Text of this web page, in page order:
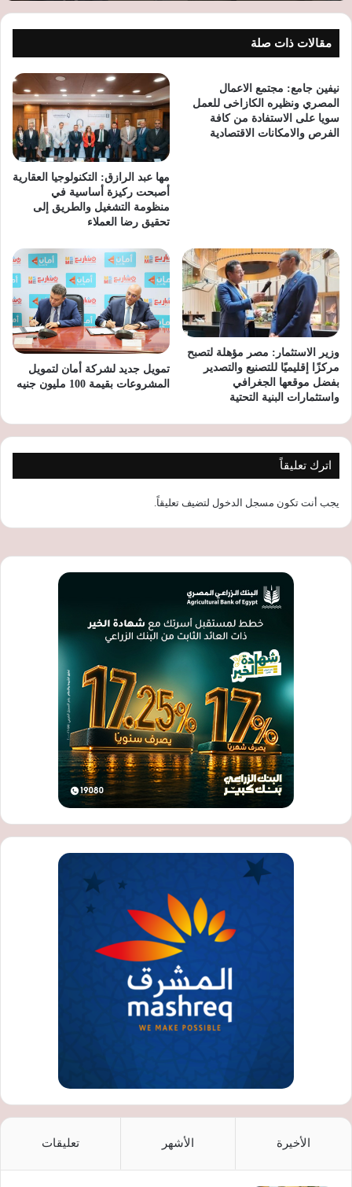
مقالات ذات صلة
نيفين جامع: مجتمع الاعمال
المصري ونظيره الكازاخى للعمل
سويا على الاستفادة من كافة
الفرص والامكانات الاقتصادية
مها عبد الرازق: التكنولوجيا العقارية
أصبحت ركيزة أساسية في
منظومة التشغيل والطريق إلى
تحقيق رضا العملاء
وزير الاستثمار: مصر مؤهلة لتصبح
مركزًا إقليميًا للتصنيع والتصدير
بفضل موقعها الجغرافي
واستثمارات البنية التحتية
تمويل جديد لشركة أمان لتمويل
المشروعات بقيمة 100 مليون جنيه
اترك تعليقاً
يجب أنت تكون مسجل الدخول لتضيف تعليقاً.
الأخيرة الأشهر تعليقات